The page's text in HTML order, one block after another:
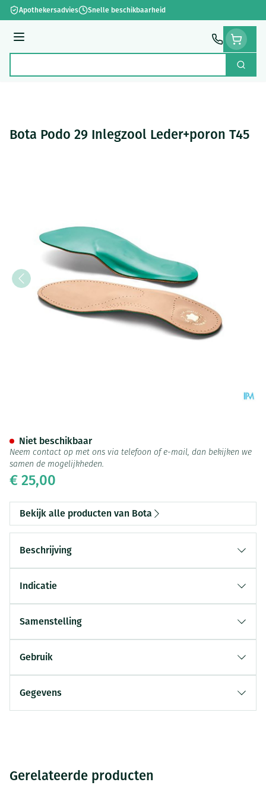
Ga naar de inhoud
Apothekersadvies Snelle beschikbaarheid
Menu
Zoek
Bota Podo 29 Inlegzool Leder+poron T45
€ 25,00
Niet beschikbaar
Neem contact op met ons via telefoon of e-mail, dan bekijken we
samen de mogelijkheden.
Bekijk alle producten van Bota
Beschrijving
Indicatie
Samenstelling
Gebruik
Gegevens
Gerelateerde producten